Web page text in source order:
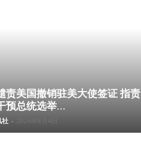
责美国撤销驻美大使签证 指责
预总统选举...
社 -